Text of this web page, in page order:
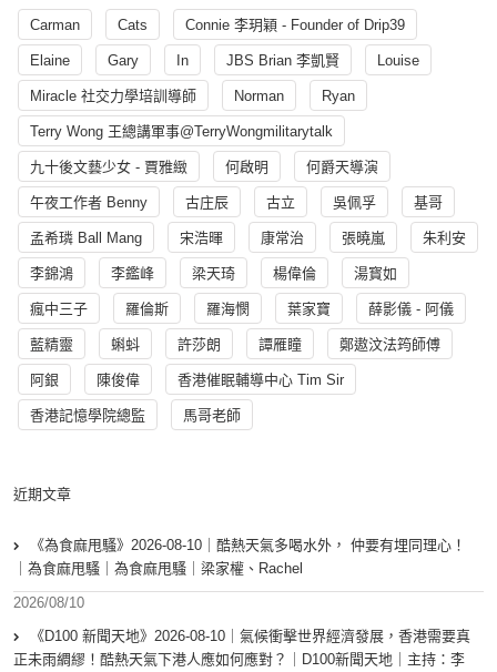
Carman Cats Connie 李玥穎 - Founder of Drip39
Elaine Gary In JBS Brian 李凱賢 Louise
Miracle 社交力學培訓導師 Norman Ryan
Terry Wong 王總講軍事@TerryWongmilitarytalk
九十後文藝少女 - 賈雅緻 何啟明 何爵天導演
午夜工作者 Benny 古庄辰 古立 吳佩孚 基哥
孟希璘 Ball Mang 宋浩暉 康常治 張曉嵐 朱利安
李錦鴻 李鑑峰 梁天琦 楊偉倫 湯寳如
瘋中三子 羅倫斯 羅海憫 葉家寶 薛影儀 - 阿儀
藍精靈 蝌蚪 許莎朗 譚雁瞳 鄭遨汶法筠師傅
阿銀 陳俊偉 香港催眠輔導中心 Tim Sir
香港記憶學院總監 馬哥老師
近期文章
《為食麻甩騷》2026-08-10｜酷熱天氣多喝水外， 仲要有埋同理心！
｜為食麻甩騷｜為食麻甩騷｜梁家權、Rachel
2026/08/10
《D100 新聞天地》2026-08-10｜氣候衝擊世界經濟發展，香港需要真
正未雨綢繆！酷熱天氣下港人應如何應對？｜D100新聞天地｜主持：李